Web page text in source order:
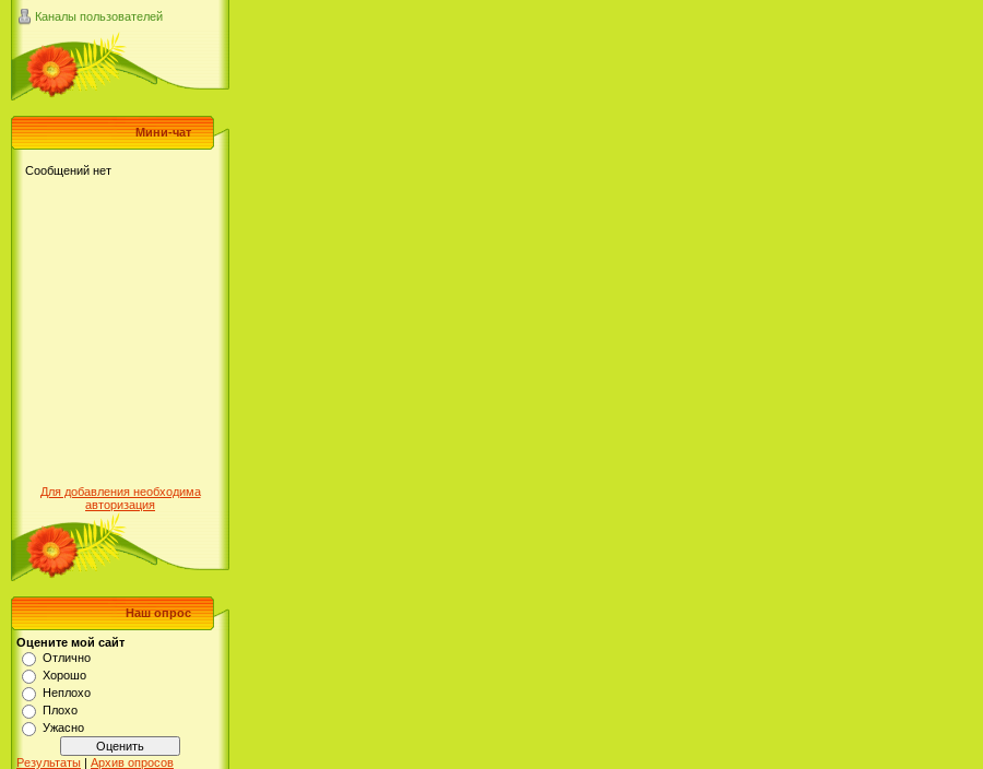
Каналы пользователей
Мини-чат
Для добавления необходима
авторизация
Наш опрос
Оцените мой сайт
Отлично
Хорошо
Неплохо
Плохо
Ужасно
Результаты | Архив опросов